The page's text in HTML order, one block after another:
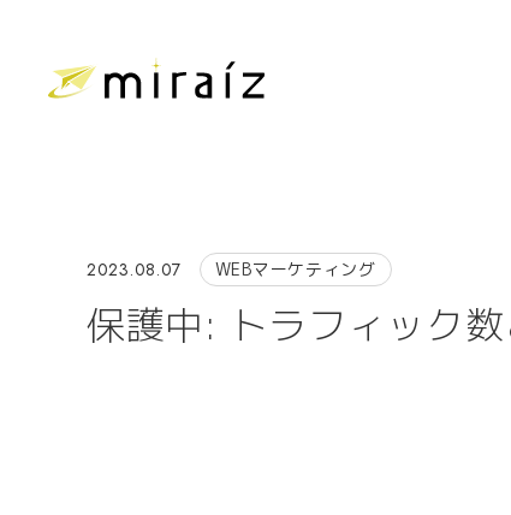
2023.08.07 WEBマーケティング
保護中: トラフィック